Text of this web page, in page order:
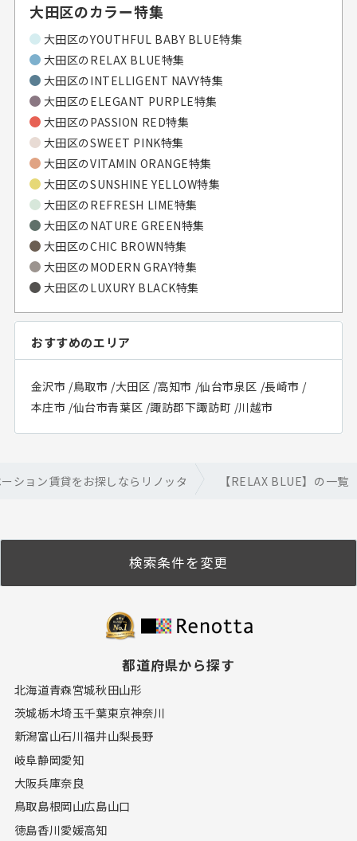
大田区のカラー特集
大田区のYOUTHFUL BABY BLUE特集
大田区のRELAX BLUE特集
大田区のINTELLIGENT NAVY特集
大田区のELEGANT PURPLE特集
大田区のPASSION RED特集
大田区のSWEET PINK特集
大田区のVITAMIN ORANGE特集
大田区のSUNSHINE YELLOW特集
大田区のREFRESH LIME特集
大田区のNATURE GREEN特集
大田区のCHIC BROWN特集
大田区のMODERN GRAY特集
大田区のLUXURY BLACK特集
おすすめのエリア
金沢市 /鳥取市 /大田区 /高知市 /仙台市泉区 /長崎市 /
本庄市 /仙台市青葉区 /諏訪郡下諏訪町 /川越市
ション賃貸をお探しならリノッタ 【RELAX BLUE】の一覧
検索条件を変更
都道府県から探す
北海道青森宮城秋田山形
茨城栃木埼玉千葉東京神奈川
新潟富山石川福井山梨長野
岐阜静岡愛知
大阪兵庫奈良
鳥取島根岡山広島山口
徳島香川愛媛高知